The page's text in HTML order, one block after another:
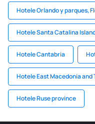
Hotele Orlando y parques,
Hotele Santa Catalina
Hotele Cantabria
Hotele East Macedonia and
Hotele Ruse province